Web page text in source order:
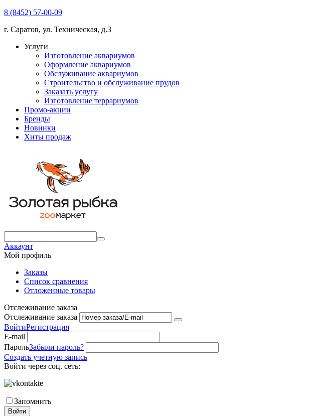
8 (8452) 57-00-09
г. Саратов, ул. Техническая, д.3
Услуги
Изготовление аквариумов
Оформление аквариумов
Обслуживание аквариумов
Строительство и обслуживание прудов
Заказать услугу
Изготовление террариумов
Промо-акции
Бренды
Новинки
Хиты продаж
Аккаунт
Мой профиль
Заказы
Список сравнения
Отложенные товары
Отслеживание заказа
Отслеживание заказа
ВойтиРегистрация
E-mail
ПарольЗабыли пароль?
Создать учетную запись
Войти через соц. сеть:
Запомнить
Войти